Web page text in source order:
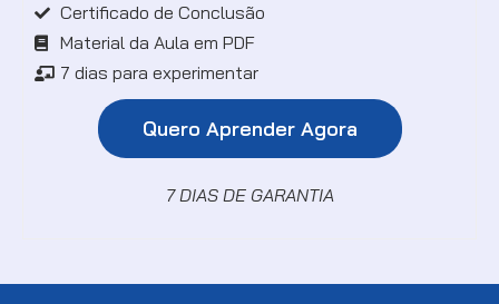
Certificado de Conclusão
Material da Aula em PDF
7 dias para experimentar
Quero Aprender Agora
7 DIAS DE GARANTIA